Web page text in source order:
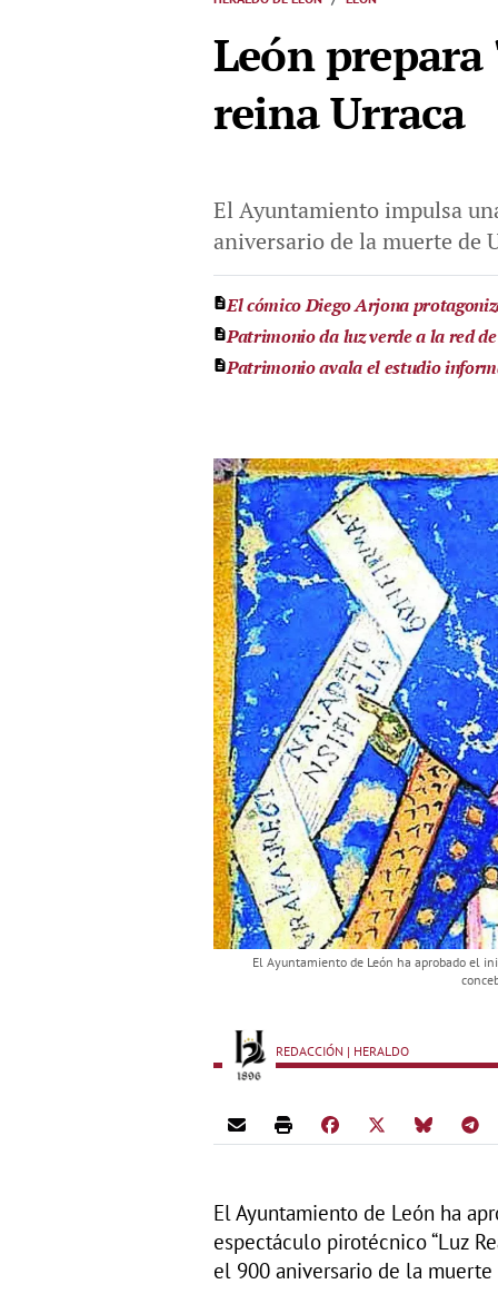
León
reina Urraca
El Ayuntamiento impulsa
aniversario de la muerte de
El cómico Diego Arjona
Patrimonio da luz verde a la red
Patrimonio avala el estudio
El Ayuntamiento de León ha aprobado el
REDACCIÓN | HERALDO
El Ayuntamiento de León ha
espectáculo pirotécnico “Luz
el 900 aniversario de la muerte